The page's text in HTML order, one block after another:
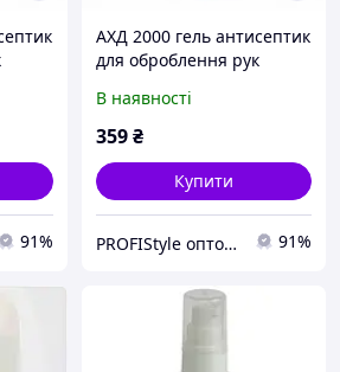
91%
АХД 2000 гель антисептик
для оброблення рук
В наявності
359₴
Купити
PROFIStyle оптово-роздрібний інтернет магазин 91%